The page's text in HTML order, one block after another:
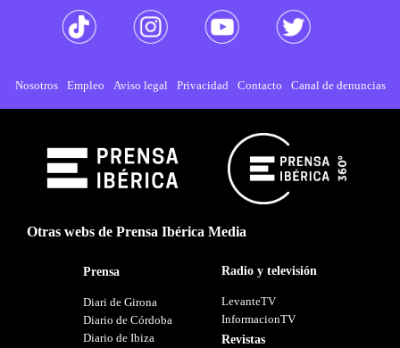
Nosotros Empleo Aviso legal Privacidad Contacto Canal de denuncias
Otras webs de Prensa Ibérica Media
Prensa
Diari de Girona
Diario de Córdoba
Diario de Ibiza
Radio y televisión
LevanteTV
InformacionTV
Revistas